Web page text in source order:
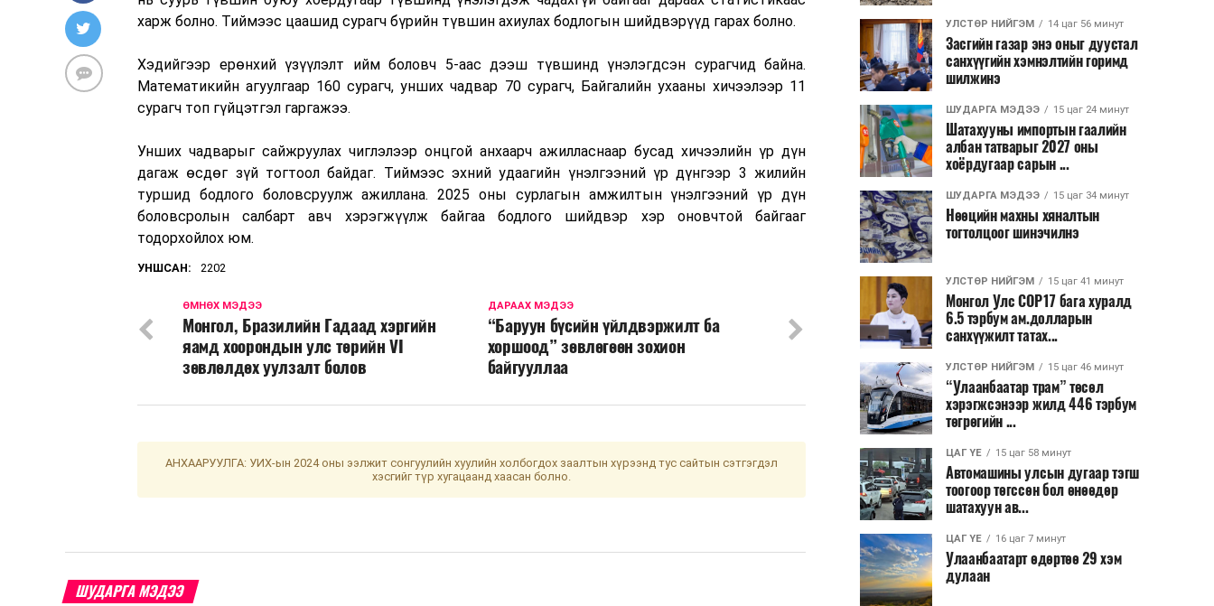
харж болно. Тиймээс цаашид сурагч бүрийн түвшин ахиулах бодлогын шийдвэрүүд гарах болно.
Хэдийгээр ерөнхий үзүүлэлт ийм боловч 5-аас дээш түвшинд үнэлэгдсэн сурагчид байна.
Математикийн агуулгаар 160 сурагч, унших чадвар 70 сурагч, Байгалийн ухааны хичээлээр 11
сурагч топ гүйцэтгэл гаргажээ.
Унших чадварыг сайжруулах чиглэлээр онцгой анхаарч ажилласнаар бусад хичээлийн үр дүн
дагаж өсдөг зүй тогтоол байдаг. Тиймээс эхний удаагийн үнэлгээний үр дүнгээр 3 жилийн
туршид бодлого боловсруулж ажиллана. 2025 оны сурлагын амжилтын үнэлгээний үр дүн
боловсролын салбарт авч хэрэгжүүлж байгаа бодлого шийдвэр хэр оновчтой байгааг
тодорхойлох юм.
УНШСАН: 2202
ДАРААХ МЭДЭЭ
“Баруун бүсийн үйлдвэржилт ба
хоршоод” зөвлөгөөн зохион
байгууллаа
ӨМНӨХ МЭДЭЭ
Монгол, Бразилийн Гадаад хэргийн
яамд хоорондын улс төрийн VI
зөвлөлдөх уулзалт болов
АНХААРУУЛГА: УИХ-ын 2024 оны ээлжит сонгуулийн хуулийн холбогдох заалтын хүрээнд тус сайтын сэтгэгдэл
хэсгийг түр хугацаанд хаасан болно.
ШУДАРГА МЭДЭЭ
УЛСТӨР НИЙГЭМ 14 цаг 56 минут
Засгийн газар энэ оныг дуустал
санхүүгийн хэмнэлтийн горимд
шилжинэ
ШУДАРГА МЭДЭЭ 15 цаг 24 минут
Шатахууны импортын гаалийн
албан татварыг 2027 оны
хоёрдугаар сарын ...
ШУДАРГА МЭДЭЭ 15 цаг 34 минут
Нөөцийн махны хяналтын
тогтолцоог шинэчилнэ
УЛСТӨР НИЙГЭМ 15 цаг 41 минут
Монгол Улс COP17 бага хуралд
6.5 тэрбум ам.долларын
санхүүжилт татах...
УЛСТӨР НИЙГЭМ 15 цаг 46 минут
“Улаанбаатар трам” төсөл
хэрэгжсэнээр жилд 446 тэрбум
төгрөгийн ...
ЦАГ ҮЕ 15 цаг 58 минут
Автомашины улсын дугаар тэгш
тоогоор төгссөн бол өнөөдөр
шатахуун ав...
ЦАГ ҮЕ 16 цаг 7 минут
Улаанбаатарт өдөртөө 29 хэм
дулаан